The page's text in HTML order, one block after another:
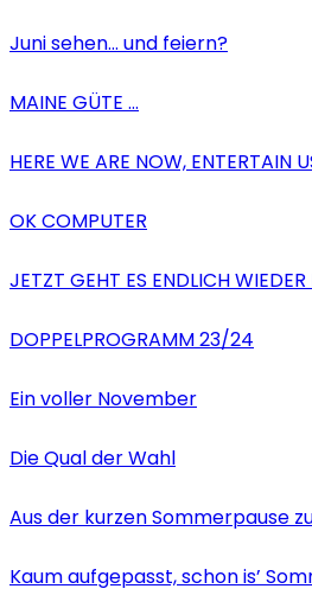
Juni sehen… und feiern?
MAINE GÜTE …
HERE WE ARE NOW, ENTERTAIN
OK COMPUTER
JETZT GEHT ES ENDLICH WIEDER
DOPPELPROGRAMM 23/24
Ein voller November
Die Qual der Wahl
Aus der kurzen Sommerpause
Kaum aufgepasst, schon is’